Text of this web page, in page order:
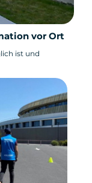
vor Ort
ist und